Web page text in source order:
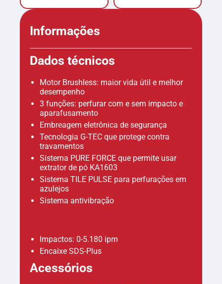
Informações
Dados técnicos
Motor Brushless: maior vida útil e melhor
desempenho
3 funções: perfurar com e sem impacto e
aparafusamento
Embreagem eletrônica de segurança
Tecnologia G-TEC que protege contra
travamentos
Sistema PURE FORCE que permite usar
extrator de pó KA1603
Sistema TILE PULSE para perfurações em
azulejos
Sistema antivibração
Impactos: 0-5.180 ipm
Encaixe SDS-Plus
Acessórios